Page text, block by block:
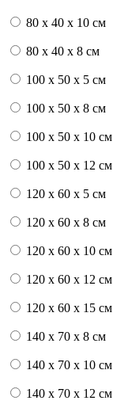
80 x 40 x 10 см
80 x 40 x 8 см
100 x 50 x 5 см
100 х 50 х 8 см
100 x 50 x 10 см
100 x 50 x 12 см
120 x 60 x 5 см
120 x 60 x 8 см
120 x 60 x 10 см
120 x 60 x 12 см
120 x 60 x 15 см
140 x 70 x 8 см
140 x 70 x 10 см
140 x 70 x 12 см